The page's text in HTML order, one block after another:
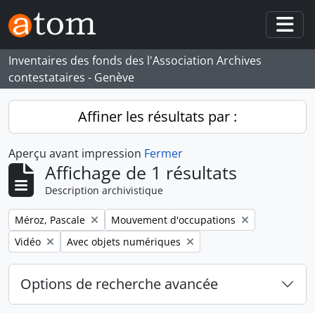
Skip to main content
Inventaires des fonds des l'Association Archives
contestataires - Genève
Affiner les résultats par :
Aperçu avant impression Fermer
Affichage de 1 résultats
Description archivistique
Remove filter:
Méroz, Pascale Remove filter:
Mouvement d'occupations
Remove filter:
Vidéo Remove filter:
Avec objets numériques
Options de recherche avancée